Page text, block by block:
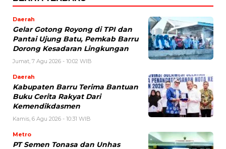
Daerah
Gelar Gotong Royong di TPI dan
Pantai Ujung Batu, Pemkab Barru
Dorong Kesadaran Lingkungan
Jumat, 7 Agu 2026 - 10:02 WIB
Daerah
Kabupaten Barru Terima Bantuan
Buku Cerita Rakyat Dari
Kemendikdasmen
Kamis, 6 Agu 2026 - 10:31 WIB
Metro
PT Semen Tonasa dan Unhas